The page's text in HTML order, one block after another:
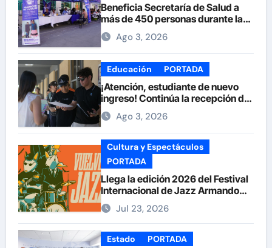
Beneficia Secretaría de Salud a
más de 450 personas durante la
Feria de la Salud en la Plaza de
ArmasAgo 3, 2026
Educación PORTADA
¡Atención, estudiante de nuevo
ingreso! Continúa la recepción de
documentos en la UACH.
Ago 3, 2026
Cultura y Espectáculos
PORTADA
Llega la edición 2026 del Festival
Internacional de Jazz Armando
Nuñez
Jul 23, 2026
Estado PORTADA